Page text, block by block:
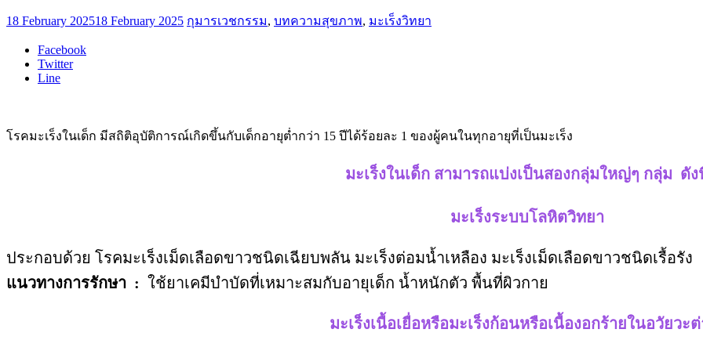
18 February 202518 February 2025 กุมารเวชกรรม, บทความสุขภาพ, มะเร็งวิทยา
Facebook
Twitter
Line
โรคมะเร็งในเด็ก มีสถิติอุบัติการณ์เกิดขึ้นกับเด็กอายุต่ำกว่า 15 ปีได้ร้อยละ 1 ของผู้คนในทุกอายุที่เป็นมะเร็ง
มะเร็งในเด็ก สามารถแบ่งเป็นสองกลุ่มใหญ่ๆ กลุ่ม ดัง
มะเร็งระบบโลหิตวิทยา
ประกอบด้วย โรคมะเร็งเม็ดเลือดขาวชนิดเฉียบพลัน มะเร็งต่อมน้ำเหลือง มะเร็งเม็ดเลือดขาวชนิดเรื้อรัง
แนวทางการรักษา : ใช้ยาเคมีบำบัดที่เหมาะสมกับอายุเด็ก น้ำหนักตัว พื้นที่ผิวกาย
มะเร็งเนื้อเยื่อหรือมะเร็งก้อนหรือเนื้องอกร้ายในอวัยวะต่